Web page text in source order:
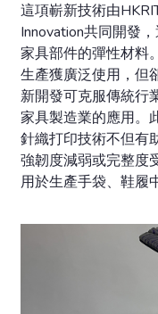
這項嶄新技術由
Innovation共同開發
家具部件的彈性材料
生產獲廣泛使用，但
新開發可克服傳統行
家具製造業的應用。
針織打印技術不但有
強韌度減弱或完整度
用於生產手袋、鞋履